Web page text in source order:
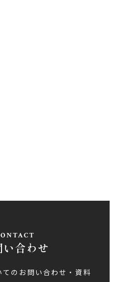
い合わせ
のお問い合わせ・資料